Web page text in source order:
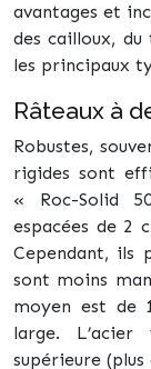
avantages et
des cailloux,
les principaux
Râteaux à
Robustes,
rigides sont
« Roc-Solid
espacées de 2
Cependant, ils
sont moins
moyen est de
large.
supérieure (plus